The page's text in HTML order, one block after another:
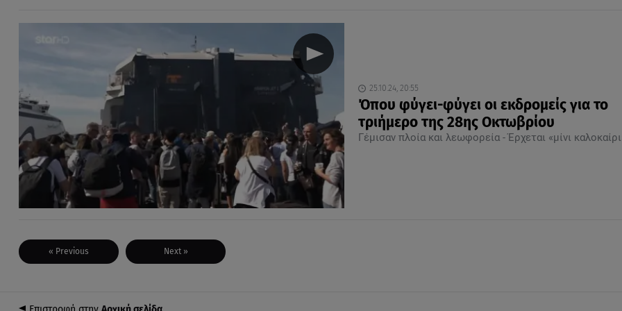
25.10.24, 20:55
Όπου φύγει-φύγει οι εκδρομείς για το
τριήμερο της 28ης Οκτωβρίου
Γέμισαν πλοία και λεωφορεία - Έρχεται «μίνι
« Previous Next »